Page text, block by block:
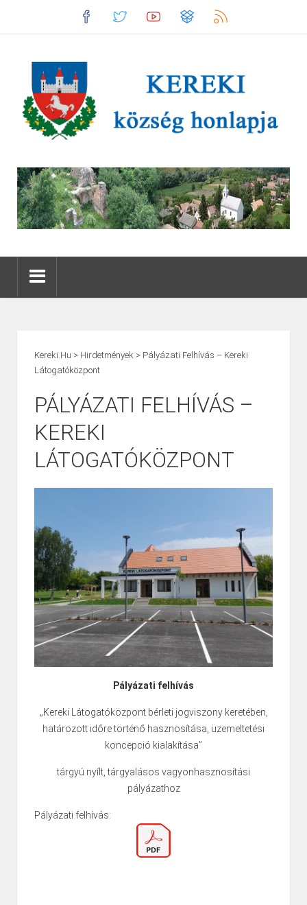
Kereki.hu > Hirdetmények > Pályázati Felhívás – Kereki
Látogatóközpont
PÁLYÁZATI FELHÍVÁS –
KEREKI
LÁTOGATÓKÖZPONT
Pályázati felhívás
„Kereki Látogatóközpont bérleti jogviszony keretében,
határozott időre történő hasznosítása, üzemeltetési
koncepció kialakítása”
tárgyú nyílt, tárgyalásos vagyonhasznosítási
pályázathoz
Pályázati felhívás: